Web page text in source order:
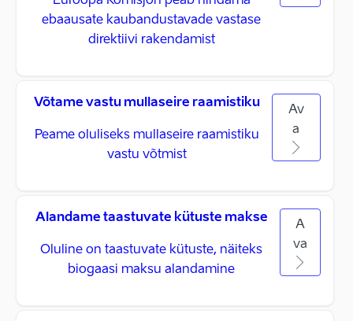
ebaausate kaubandustavade vastase
direktiivi rakendamist
Võtame vastu mullaseire raamistiku
Peame oluliseks mullaseire raamistiku
vastu võtmist
Av
a
Alandame taastuvate kütuste makse
Oluline on taastuvate kütuste, näiteks
biogaasi maksu alandamine
A
va